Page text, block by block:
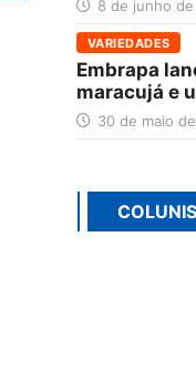
8 de junho
VARIEDADES
Embrapa
maracujá e
30 de maio